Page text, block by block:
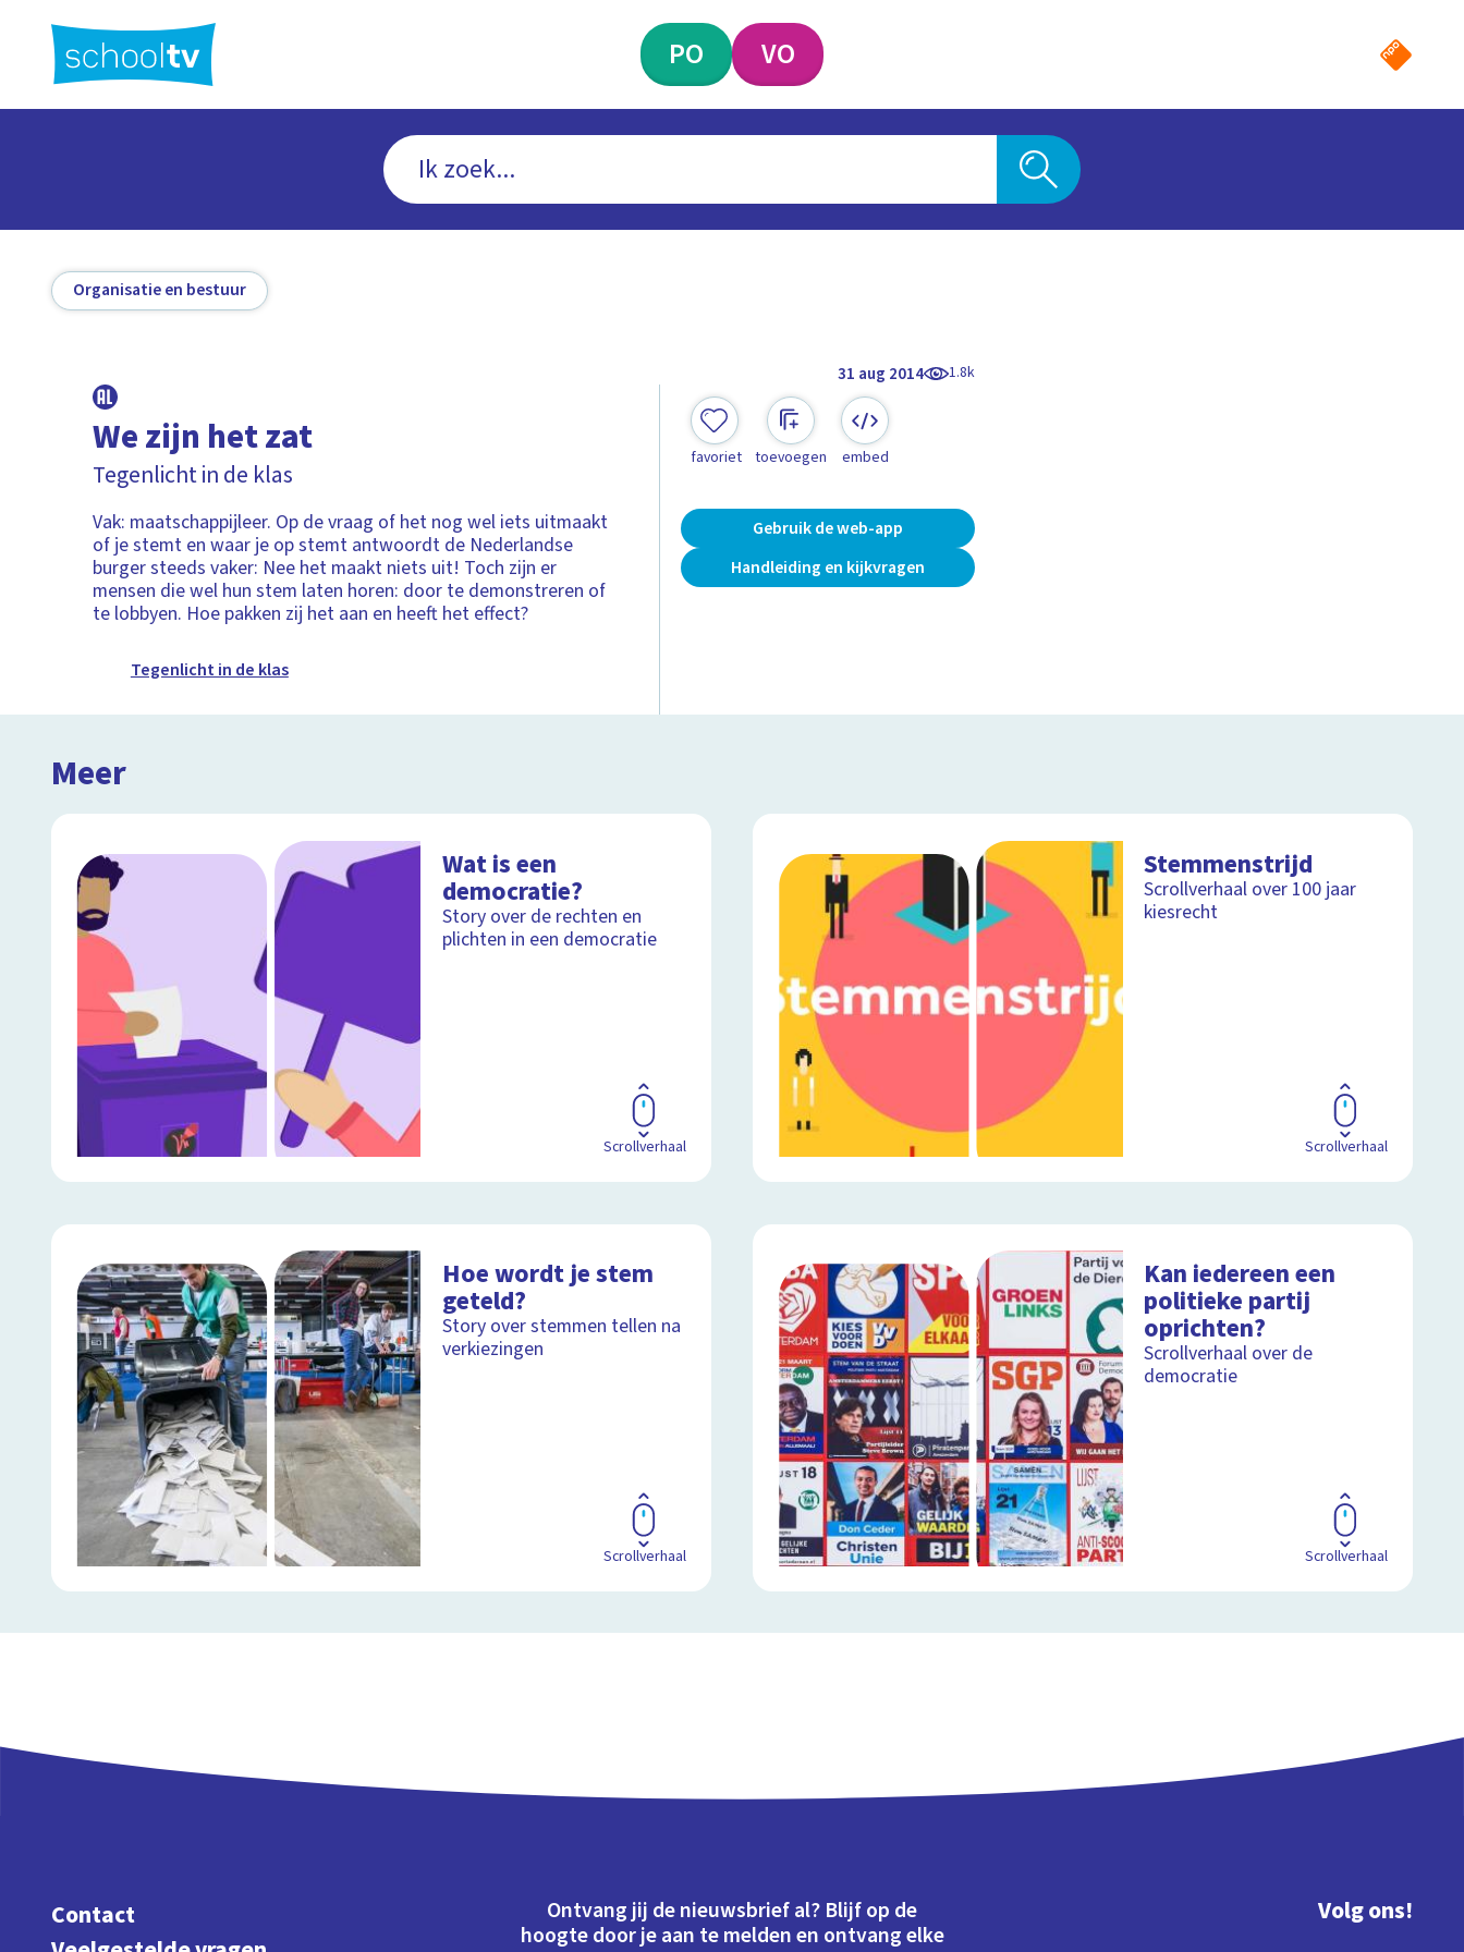
hoofdinhoud
PO VO
Organisatie en bestuur
31 aug 2014 1.8k
We zijn het zat
Tegenlicht in de klas
Vak: maatschappijleer. Op de vraag of het nog wel iets uitmaakt
of je stemt en waar je op stemt antwoordt de Nederlandse
burger steeds vaker: Nee het maakt niets uit! Toch zijn er
mensen die wel hun stem laten horen: door te demonstreren of
te lobbyen. Hoe pakken zij het aan en heeft het effect?
Tegenlicht in de klas
favoriet toevoegen embed
Gebruik de web-app
Handleiding en kijkvragen
Meer
Wat is een
democratie?
Story over de rechten en
plichten in een democratie
Scrollverhaal
Stemmenstrijd
Scrollverhaal over 100 jaar
kiesrecht
Scrollverhaal
Hoe wordt je stem
geteld?
Story over stemmen tellen na
verkiezingen
Scrollverhaal
Kan iedereen een
politieke partij
oprichten?
Scrollverhaal over de
democratie
Scrollverhaal
Contact
Ontvang jij de nieuwsbrief al? Blijf op de
hoogte door je aan te melden en ontvang elke
Volg ons!